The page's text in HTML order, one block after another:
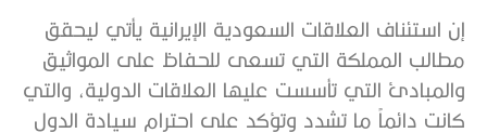
إن استئناف العلاقات السعودية الإيرانية يأتي ليحقق
مطالب المملكة التي تسعى للحفاظ على المواثيق
والمبادئ التي تأسست عليها العلاقات الدولية، والتي
كانت دائماً ما تشدد وتؤكد على احترام سيادة الدول